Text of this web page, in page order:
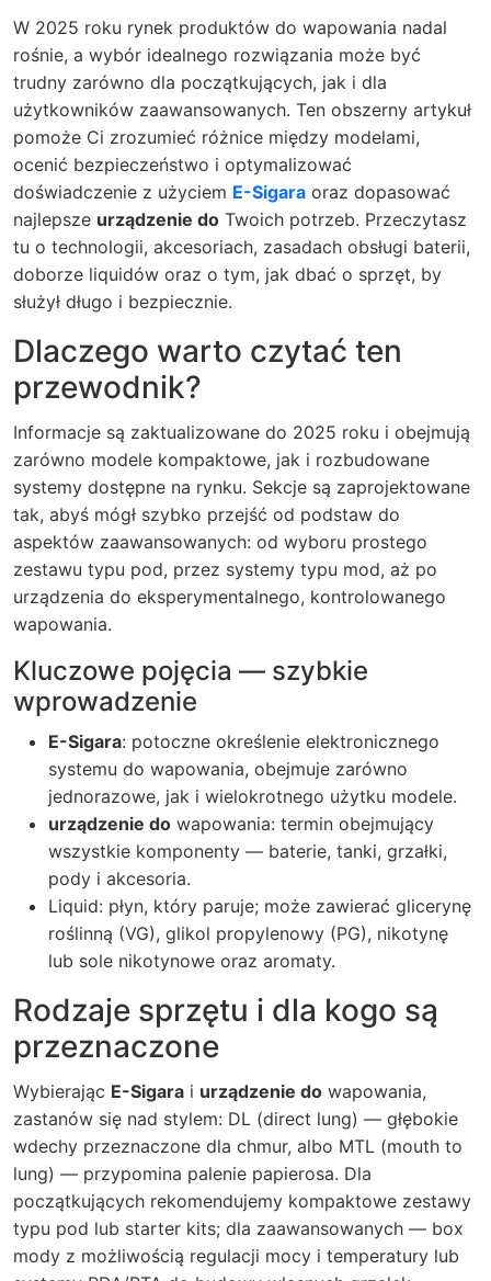
W 2025 roku rynek produktów do wapowania nadal
rośnie, a wybór idealnego rozwiązania może być
trudny zarówno dla początkujących, jak i dla
użytkowników zaawansowanych. Ten obszerny artykuł
pomoże Ci zrozumieć różnice między modelami,
ocenić bezpieczeństwo i optymalizować
doświadczenie z użyciem E-Sigara oraz dopasować
najlepsze urządzenie do Twoich potrzeb. Przeczytasz
tu o technologii, akcesoriach, zasadach obsługi baterii,
doborze liquidów oraz o tym, jak dbać o sprzęt, by
służył długo i bezpiecznie.
Dlaczego warto czytać ten
przewodnik?
Informacje są zaktualizowane do 2025 roku i obejmują
zarówno modele kompaktowe, jak i rozbudowane
systemy dostępne na rynku. Sekcje są zaprojektowane
tak, abyś mógł szybko przejść od podstaw do
aspektów zaawansowanych: od wyboru prostego
zestawu typu pod, przez systemy typu mod, aż po
urządzenia do eksperymentalnego, kontrolowanego
wapowania.
Kluczowe pojęcia — szybkie
wprowadzenie
E-Sigara: potoczne określenie elektronicznego
systemu do wapowania, obejmuje zarówno
jednorazowe, jak i wielokrotnego użytku modele.
urządzenie do wapowania: termin obejmujący
wszystkie komponenty — baterie, tanki, grzałki,
pody i akcesoria.
Liquid: płyn, który paruje; może zawierać glicerynę
roślinną (VG), glikol propylenowy (PG), nikotynę
lub sole nikotynowe oraz aromaty.
Rodzaje sprzętu i dla kogo są
przeznaczone
Wybierając E-Sigara i urządzenie do wapowania,
zastanów się nad stylem: DL (direct lung) — głębokie
wdechy przeznaczone dla chmur, albo MTL (mouth to
lung) — przypomina palenie papierosa. Dla
początkujących rekomendujemy kompaktowe zestawy
typu pod lub starter kits; dla zaawansowanych — box
mody z możliwością regulacji mocy i temperatury lub